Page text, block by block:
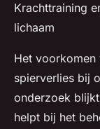
Krachttraining
lichaam
Het voorkomen
spierverlies bij
onderzoek
helpt bij het